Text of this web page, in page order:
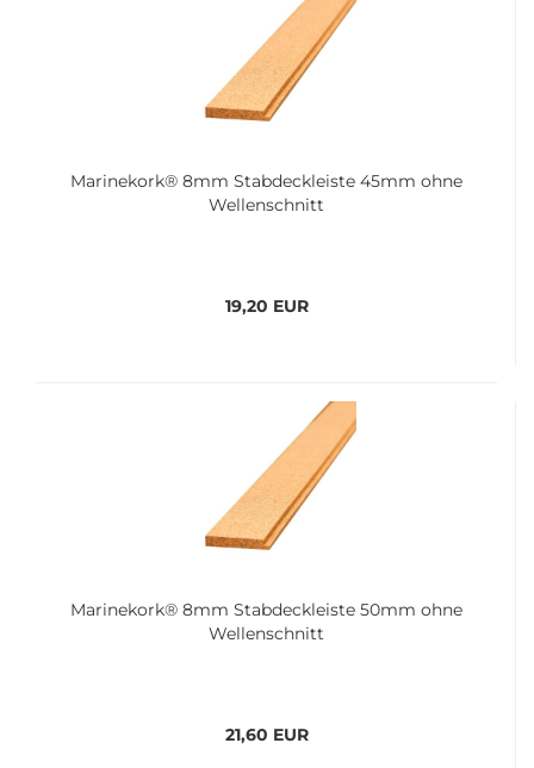
Ma­ri­ne­kork® 8mm Stab­deck­leis­te 45mm ohne
Wel­len­schnitt
19,20 EUR
Ma­ri­ne­kork® 8mm Stab­deck­leis­te 50mm ohne
Wel­len­schnitt
21,60 EUR